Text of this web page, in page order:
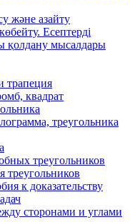
және азайту
Есептерді
қолдану мысалдары
трапеция
квадрат
треугольника
треугольников
треугольников
к доказательству
сторонами и углами